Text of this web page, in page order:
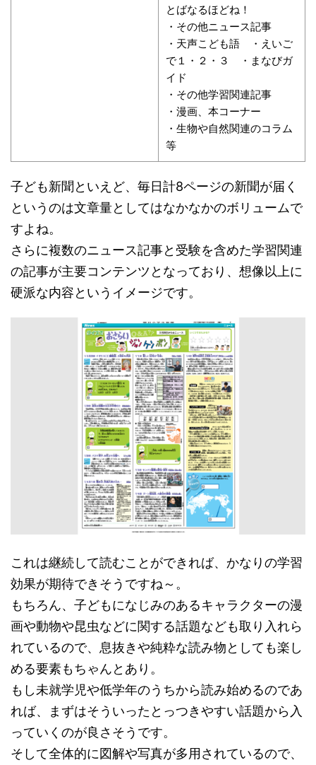
とばなるほどね！
・その他ニュース記事
・天声こども語 ・えいご
で１・２・３ ・まなびガ
イド
・その他学習関連記事
・漫画、本コーナー
・生物や自然関連のコラム
等
子ども新聞といえど、毎日計8ページの新聞が届く
というのは文章量としてはなかなかのボリュームで
すよね。
さらに複数のニュース記事と受験を含めた学習関連
の記事が主要コンテンツとなっており、想像以上に
硬派な内容というイメージです。
これは継続して読むことができれば、かなりの学習
効果が期待できそうですね～。
もちろん、子どもになじみのあるキャラクターの漫
画や動物や昆虫などに関する話題なども取り入れら
れているので、息抜きや純粋な読み物としても楽し
める要素もちゃんとあり。
もし未就学児や低学年のうちから読み始めるのであ
れば、まずはそういったとっつきやすい話題から入
っていくのが良さそうです。
そして全体的に図解や写真が多用されているので、